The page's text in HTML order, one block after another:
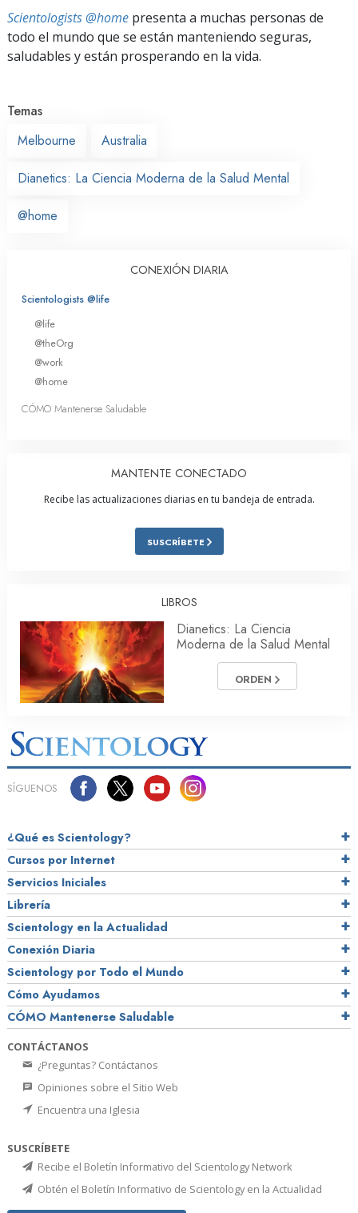
Scientologists @home presenta a muchas personas de
todo el mundo que se están manteniendo seguras,
saludables y están prosperando en la vida.
Temas
Melbourne
Australia
Dianetics: La Ciencia Moderna de la Salud Mental
@home
CONEXIÓN DIARIA
Scientologists @life
@life
@theOrg
@work
@home
CÓMO Mantenerse Saludable
MANTENTE CONECTADO
Recibe las actualizaciones diarias en tu bandeja de entrada.
SUSCRÍBETE
LIBROS
Dianetics: La Ciencia
Moderna de la Salud Mental
ORDEN
SÍGUENOS
¿Qué es Scientology?
Cursos por Internet
Servicios Iniciales
Librería
Scientology en la Actualidad
Conexión Diaria
Scientology por Todo el Mundo
Cómo Ayudamos
CÓMO Mantenerse Saludable
CONTÁCTANOS
¿Preguntas? Contáctanos
Opiniones sobre el Sitio Web
Encuentra una Iglesia
SUSCRÍBETE
Recibe el Boletín Informativo del Scientology Network
Obtén el Boletín Informativo de Scientology en la Actualidad